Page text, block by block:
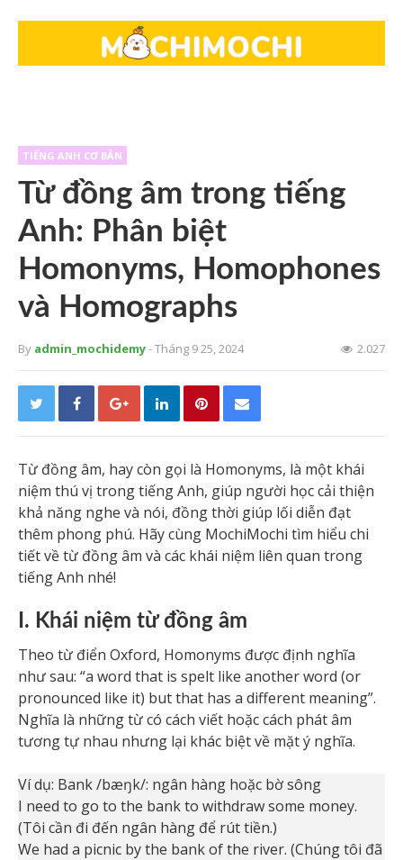
TIẾNG ANH CƠ BẢN
Từ đồng âm trong tiếng
Anh: Phân biệt
Homonyms, Homophones
và Homographs
By admin_mochidemy- Tháng 9 25, 2024 2.027
Từ đồng âm, hay còn gọi là Homonyms, là một khái
niệm thú vị trong tiếng Anh, giúp người học cải thiện
khả năng nghe và nói, đồng thời giúp lối diễn đạt
thêm phong phú. Hãy cùng MochiMochi tìm hiểu chi
tiết về từ đồng âm và các khái niệm liên quan trong
tiếng Anh nhé!
I. Khái niệm từ đồng âm
Theo từ điển Oxford, Homonyms được định nghĩa
như sau: “a word that is spelt like another word (or
pronounced like it) but that has a different meaning”.
Nghĩa là những từ có cách viết hoặc cách phát âm
tương tự nhau nhưng lại khác biệt về mặt ý nghĩa.
Ví dụ: Bank /bæŋk/: ngân hàng hoặc bờ sông
I need to go to the bank to withdraw some money.
(Tôi cần đi đến ngân hàng để rút tiền.)
We had a picnic by the bank of the river. (Chúng tôi đã